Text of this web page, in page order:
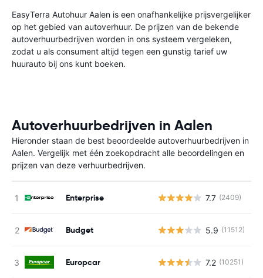
EasyTerra Autohuur Aalen is een onafhankelijke prijsvergelijker
op het gebied van autoverhuur. De prijzen van de bekende
autoverhuurbedrijven worden in ons systeem vergeleken,
zodat u als consument altijd tegen een gunstig tarief uw
huurauto bij ons kunt boeken.
Autoverhuurbedrijven in Aalen
Hieronder staan de best beoordeelde autoverhuurbedrijven in
Aalen. Vergelijk met één zoekopdracht alle beoordelingen en
prijzen van deze verhuurbedrijven.
Enterprise 7.7 (2409)
Budget 5.9 (11512)
Europcar 7.2 (10251)